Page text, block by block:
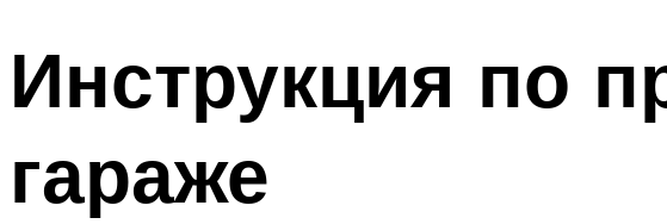
Инструкция по
гараже